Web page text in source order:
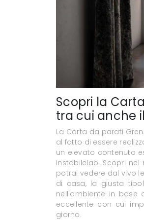
Scopri la
tra cui anche
La Carta da parati
al fatto di essere
un elevato contenuto
Instabilelab. Scopri
potrai vedere dal vivo
di casa, la giusta
nell'ambiente in base
eccellente con cui
giorno.